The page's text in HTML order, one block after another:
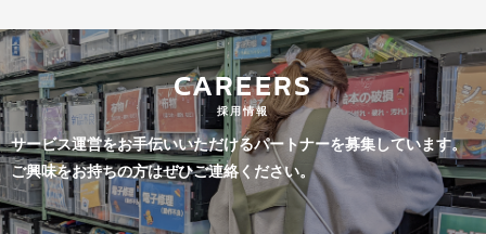
CAREERS
採用情報
サービス運営をお手伝いいただけるパートナーを募集しています。
ご興味をお持ちの方はぜひご連絡ください。